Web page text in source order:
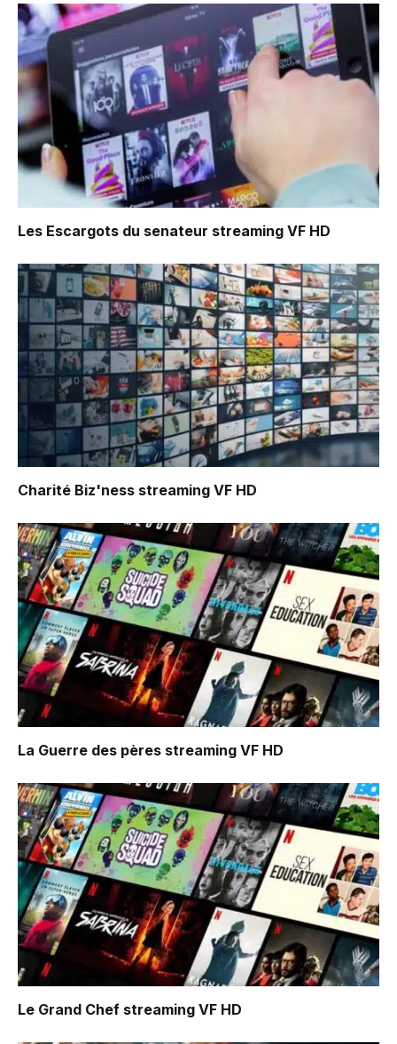
Les Escargots du senateur streaming VF HD
Charité Biz'ness streaming VF HD
La Guerre des pères streaming VF HD
Le Grand Chef streaming VF HD